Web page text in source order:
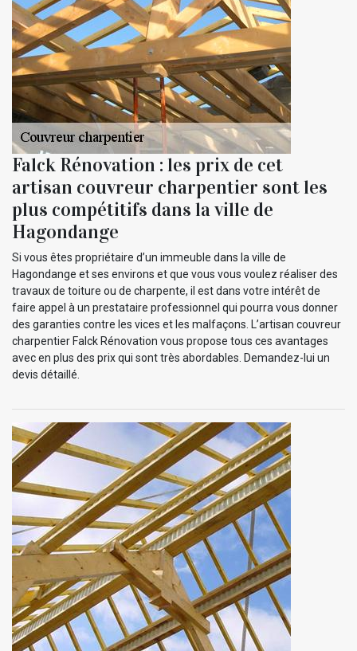
Falck Rénovation : les prix de cet
artisan couvreur charpentier sont les
plus compétitifs dans la ville de
Hagondange
Si vous êtes propriétaire d’un immeuble dans la ville de
Hagondange et ses environs et que vous vous voulez réaliser des
travaux de toiture ou de charpente, il est dans votre intérêt de
faire appel à un prestataire professionnel qui pourra vous donner
des garanties contre les vices et les malfaçons. L’artisan couvreur
charpentier Falck Rénovation vous propose tous ces avantages
avec en plus des prix qui sont très abordables. Demandez-lui un
devis détaillé.